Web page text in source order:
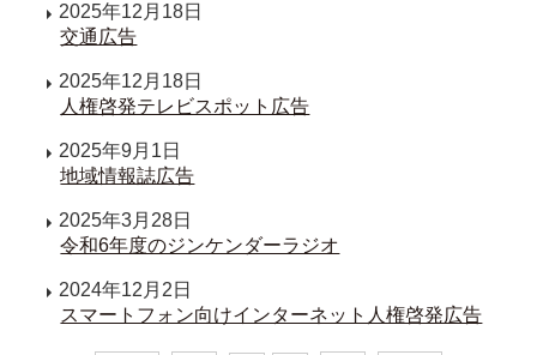
2025年12月18日
交通広告
2025年12月18日
人権啓発テレビスポット広告
2025年9月1日
地域情報誌広告
2025年3月28日
令和6年度のジンケンダーラジオ
2024年12月2日
スマートフォン向けインターネット人権啓発広告